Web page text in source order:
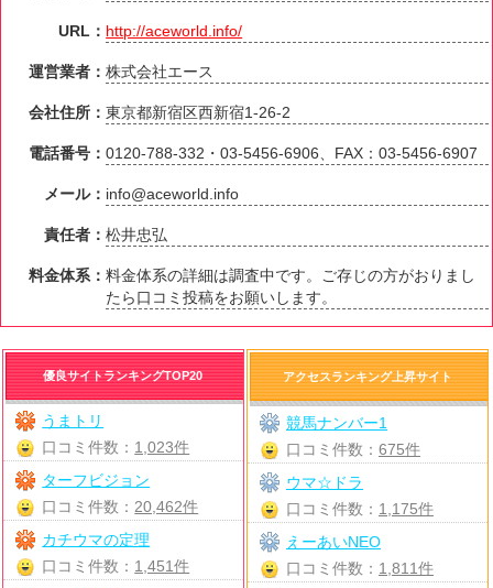
URL： http://aceworld.info/
運営業者：株式会社エース
会社住所：東京都新宿区西新宿1-26-2
電話番号：0120-788-332・03-5456-6906、FAX：03-5456-6907
メール： info@aceworld.info
責任者：松井忠弘
料金体系：料金体系の詳細は調査中です。ご存じの方がおりまし
たら口コミ投稿をお願いします。
優良サイトランキングTOP20
うまトリ
口コミ件数： 1,023件
ターフビジョン
口コミ件数： 20,462件
カチウマの定理
口コミ件数： 1,451件
アクセスランキング上昇サイト
競馬ナンバー1
口コミ件数： 675件
ウマ☆ドラ
口コミ件数： 1,175件
えーあいNEO
口コミ件数： 1,811件